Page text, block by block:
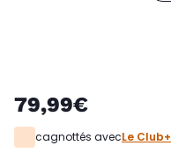
79,99€
cagnottés avecLe Club+